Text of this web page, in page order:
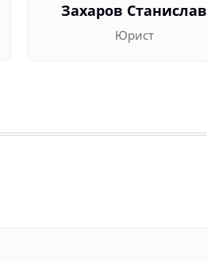
Захаров Станислав
Юрист